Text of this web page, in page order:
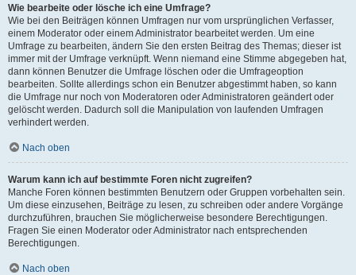
Wie bearbeite oder lösche ich eine Umfrage?
Wie bei den Beiträgen können Umfragen nur vom ursprünglichen Verfasser,
einem Moderator oder einem Administrator bearbeitet werden. Um eine
Umfrage zu bearbeiten, ändern Sie den ersten Beitrag des Themas; dieser ist
immer mit der Umfrage verknüpft. Wenn niemand eine Stimme abgegeben hat,
dann können Benutzer die Umfrage löschen oder die Umfrageoption
bearbeiten. Sollte allerdings schon ein Benutzer abgestimmt haben, so kann
die Umfrage nur noch von Moderatoren oder Administratoren geändert oder
gelöscht werden. Dadurch soll die Manipulation von laufenden Umfragen
verhindert werden.
Nach oben
Warum kann ich auf bestimmte Foren nicht zugreifen?
Manche Foren können bestimmten Benutzern oder Gruppen vorbehalten sein.
Um diese einzusehen, Beiträge zu lesen, zu schreiben oder andere Vorgänge
durchzuführen, brauchen Sie möglicherweise besondere Berechtigungen.
Fragen Sie einen Moderator oder Administrator nach entsprechenden
Berechtigungen.
Nach oben